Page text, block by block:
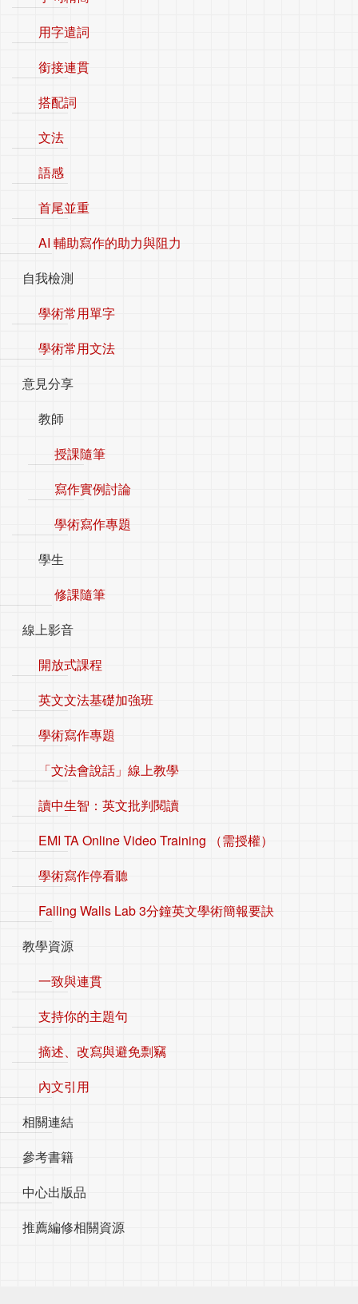
用字遣詞
銜接連貫
搭配詞
文法
語感
首尾並重
AI 輔助寫作的助力與阻力
自我檢測
學術常用單字
學術常用文法
意見分享
教師
授課隨筆
寫作實例討論
學術寫作專題
學生
修課隨筆
線上影音
開放式課程
英文文法基礎加強班
學術寫作專題
「文法會說話」線上教學
讀中生智：英文批判閱讀
EMI TA Online Video Training （需授權）
學術寫作停看聽
Falling Walls Lab 3分鐘英文學術簡報要訣
教學資源
一致與連貫
支持你的主題句
摘述、改寫與避免剽竊
內文引用
相關連結
參考書籍
中心出版品
推薦編修相關資源